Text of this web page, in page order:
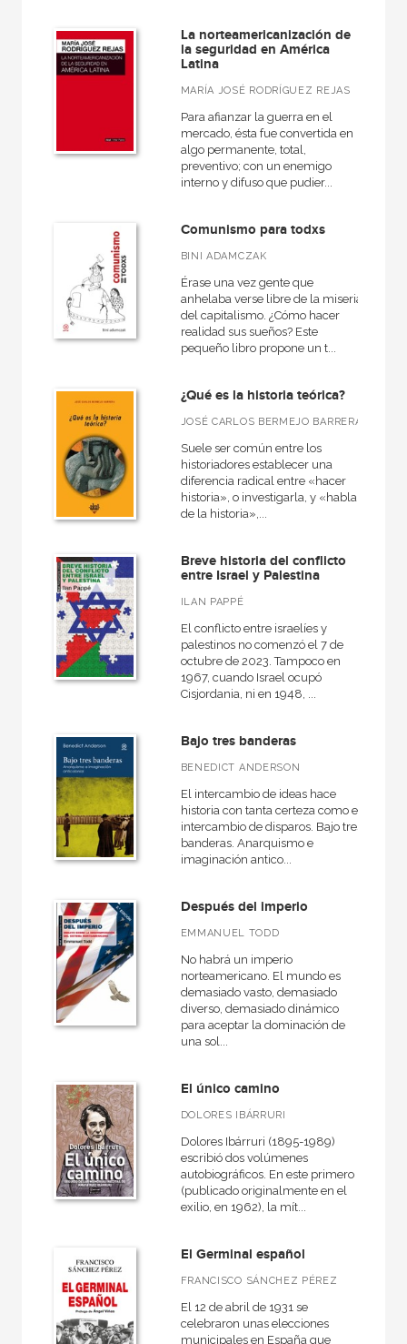
La norteamericanización de
la seguridad en América
Latina
MARÍA JOSÉ RODRÍGUEZ REJAS
Para afianzar la guerra en el
mercado, ésta fue convertida en
algo permanente, total,
preventivo; con un enemigo
interno y difuso que pudier...
Comunismo para todxs
BINI ADAMCZAK
Érase una vez gente que
anhelaba verse libre de la miseria
del capitalismo. ¿Cómo hacer
realidad sus sueños? Este
pequeño libro propone un t...
¿Qué es la historia teórica?
JOSÉ CARLOS BERMEJO BARRERA
Suele ser común entre los
historiadores establecer una
diferencia radical entre «hacer
historia», o investigarla, y «hablar
de la historia»,...
Breve historia del conflicto
entre Israel y Palestina
ILAN PAPPÉ
El conflicto entre israelíes y
palestinos no comenzó el 7 de
octubre de 2023. Tampoco en
1967, cuando Israel ocupó
Cisjordania, ni en 1948, ...
Bajo tres banderas
BENEDICT ANDERSON
El intercambio de ideas hace
historia con tanta certeza como el
intercambio de disparos. Bajo tres
banderas. Anarquismo e
imaginación antico...
Después del imperio
EMMANUEL TODD
No habrá un imperio
norteamericano. El mundo es
demasiado vasto, demasiado
diverso, demasiado dinámico
para aceptar la dominación de
una sol...
El único camino
DOLORES IBÁRRURI
Dolores Ibárruri (1895-1989)
escribió dos volúmenes
autobiográficos. En este primero
(publicado originalmente en el
exilio, en 1962), la mít...
El Germinal español
FRANCISCO SÁNCHEZ PÉREZ
El 12 de abril de 1931 se
celebraron unas elecciones
municipales en España que